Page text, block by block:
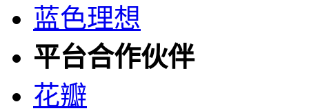
蓝色理想
平台合作伙伴
花瓣